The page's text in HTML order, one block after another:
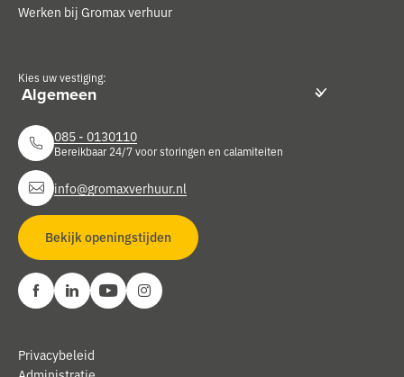
Werken bij Gromax verhuur
Kies uw vestiging:
085 - 0130110
Bereikbaar 24/7 voor storingen en calamiteiten
info@gromaxverhuur.nl
Bekijk openingstijden
Privacybeleid